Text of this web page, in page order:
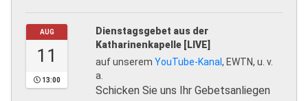
AUG
11
13:00
Dienstagsgebet aus der
Katharinenkapelle [LIVE]
auf unserem YouTube-Kanal, EWTN, u. v.
a.
Schicken Sie uns Ihr Gebetsanliegen